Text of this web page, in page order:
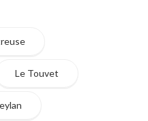
Le Touvet